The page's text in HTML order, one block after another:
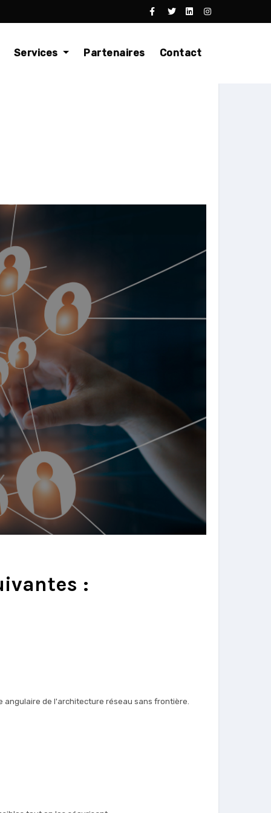
Services Partenaires Contact
:
angulaire de l'architecture réseau sans frontière.